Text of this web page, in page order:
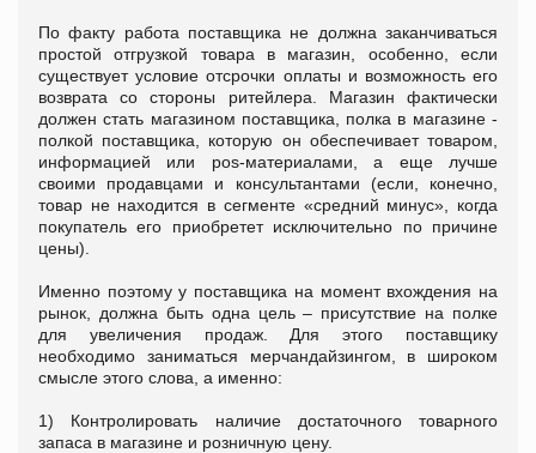
По факту работа поставщика не должна заканчиваться
простой отгрузкой товара в магазин, особенно, если
существует условие отсрочки оплаты и возможность его
возврата со стороны ритейлера. Магазин фактически
должен стать магазином поставщика, полка в магазине -
полкой поставщика, которую он обеспечивает товаром,
информацией или pos-материалами, а еще лучше
своими продавцами и консультантами (если, конечно,
товар не находится в сегменте «средний минус», когда
покупатель его приобретет исключительно по причине
цены).
Именно поэтому у поставщика на момент вхождения на
рынок, должна быть одна цель – присутствие на полке
для увеличения продаж. Для этого поставщику
необходимо заниматься мерчандайзингом, в широком
смысле этого слова, а именно:
1) Контролировать наличие достаточного товарного
запаса в магазине и розничную цену.